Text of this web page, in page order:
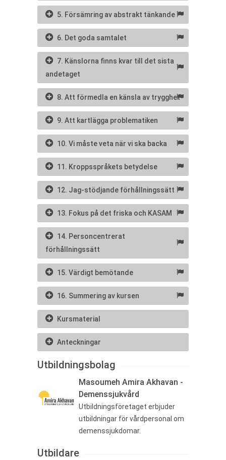
5. Försämring av abstrakt tänkande
6. Det goda samtalet
7. Känslorna finns kvar till det sista
andetaget
8. Att förmedla en känsla av trygghet
9. Att kartlägga problematiken
10. Vi måste veta när vi ska backa
11. Kroppsspråkets betydelse
12. Jag-stödjande förhållningssätt
13. Fokus på det friska och KASAM
14. Personcentrerat
förhållningssätt
15. Värdigt bemötande
16. Summering av kursen
Kursmaterial
Anteckningar
Utbildningsbolag
Masoumeh Amira Akhavan -
Demenssjukvård
Utbildningsföretaget erbjuder
utbildningar för vårdpersonal om
demenssjukdomar.
Utbildare